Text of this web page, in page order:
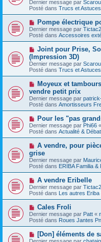
e
s
a
g
e
v
e
a
m
e
s
a
g
e
Dernier message par Scarou
Posté dans Trucs et Astuces
N
o
u
v
a
u
m
e
s
s
a
g
e
Pompe électrique
Dernier message par
Posté dans Accessoires
N
u
v
e
a
m
e
s
a
g
e
Joint pour Prise,
(Impression 3D)
Dernier message par Scarou
Posté dans Trucs et Astuces
N
u
v
e
a
m
e
s
a
g
e
Moyeux et
vendre petit prix
Dernier message par
Posté dans Amortisseurs
N
o
u
v
a
u
m
e
s
a
g
e
Pour les "pas
Dernier message par Phi66 «
Posté dans Actualité &
N
o
u
v
e
a
u
m
e
s
s
g
e
A vendre, pour
grise
Dernier message par
Posté dans ERIBA Familia &
N
o
u
v
a
u
m
e
s
A vendre Eribelle
Dernier message par
Posté dans Les autres
N
o
u
v
e
Cales Froli
Dernier message par Patt «
Posté dans Roues Jantes
N
o
[Don] éléments de
Dernier message par